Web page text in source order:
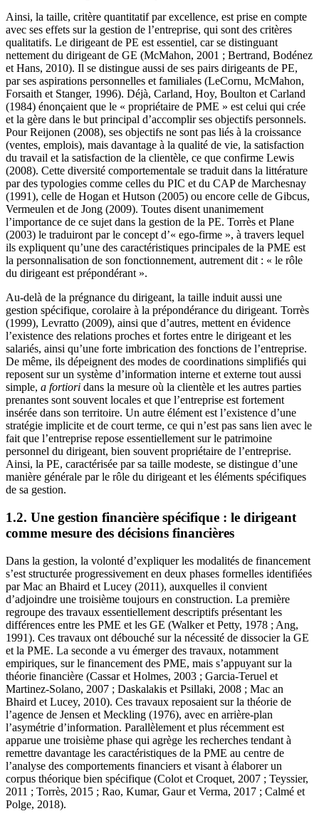
Ainsi, la taille, critère quantitatif par excellence, est prise en compte
avec ses effets sur la gestion de l’entreprise, qui sont des critères
qualitatifs. Le dirigeant de PE est essentiel, car se distinguant
nettement du dirigeant de GE (McMahon, 2001 ; Bertrand, Bodénez
et Hans, 2010). Il se distingue aussi de ses pairs dirigeants de PE,
par ses aspirations personnelles et familiales (LeCornu, McMahon,
Forsaith et Stanger, 1996). Déjà, Carland, Hoy, Boulton et Carland
(1984) énonçaient que le « propriétaire de PME » est celui qui crée
et la gère dans le but principal d’accomplir ses objectifs personnels.
Pour Reijonen (2008), ses objectifs ne sont pas liés à la croissance
(ventes, emplois), mais davantage à la qualité de vie, la satisfaction
du travail et la satisfaction de la clientèle, ce que confirme Lewis
(2008). Cette diversité comportementale se traduit dans la littérature
par des typologies comme celles du PIC et du CAP de Marchesnay
(1991), celle de Hogan et Hutson (2005) ou encore celle de Gibcus,
Vermeulen et de Jong (2009). Toutes disent unanimement
l’importance de ce sujet dans la gestion de la PE. Torrès et Plane
(2003) le traduiront par le concept d’« ego-firme », à travers lequel
ils expliquent qu’une des caractéristiques principales de la PME est
la personnalisation de son fonctionnement, autrement dit : « le rôle
du dirigeant est prépondérant ».
Au-delà de la prégnance du dirigeant, la taille induit aussi une
gestion spécifique, corolaire à la prépondérance du dirigeant. Torrès
(1999), Levratto (2009), ainsi que d’autres, mettent en évidence
l’existence des relations proches et fortes entre le dirigeant et les
salariés, ainsi qu’une forte imbrication des fonctions de l’entreprise.
De même, ils dépeignent des modes de coordinations simplifiés qui
reposent sur un système d’information interne et externe tout aussi
simple, a fortiori dans la mesure où la clientèle et les autres parties
prenantes sont souvent locales et que l’entreprise est fortement
insérée dans son territoire. Un autre élément est l’existence d’une
stratégie implicite et de court terme, ce qui n’est pas sans lien avec le
fait que l’entreprise repose essentiellement sur le patrimoine
personnel du dirigeant, bien souvent propriétaire de l’entreprise.
Ainsi, la PE, caractérisée par sa taille modeste, se distingue d’une
manière générale par le rôle du dirigeant et les éléments spécifiques
de sa gestion.
1.2. Une gestion financière spécifique : le dirigeant
comme mesure des décisions financières
Dans la gestion, la volonté d’expliquer les modalités de financement
s’est structurée progressivement en deux phases formelles identifiées
par Mac an Bhaird et Lucey (2011), auxquelles il convient
d’adjoindre une troisième toujours en construction. La première
regroupe des travaux essentiellement descriptifs présentant les
différences entre les PME et les GE (Walker et Petty, 1978 ; Ang,
1991). Ces travaux ont débouché sur la nécessité de dissocier la GE
et la PME. La seconde a vu émerger des travaux, notamment
empiriques, sur le financement des PME, mais s’appuyant sur la
théorie financière (Cassar et Holmes, 2003 ; Garcia-Teruel et
Martinez-Solano, 2007 ; Daskalakis et Psillaki, 2008 ; Mac an
Bhaird et Lucey, 2010). Ces travaux reposaient sur la théorie de
l’agence de Jensen et Meckling (1976), avec en arrière-plan
l’asymétrie d’information. Parallèlement et plus récemment est
apparue une troisième phase qui agrège les recherches tendant à
remettre davantage les caractéristiques de la PME au centre de
l’analyse des comportements financiers et visant à élaborer un
corpus théorique bien spécifique (Colot et Croquet, 2007 ; Teyssier,
2011 ; Torrès, 2015 ; Rao, Kumar, Gaur et Verma, 2017 ; Calmé et
Polge, 2018).